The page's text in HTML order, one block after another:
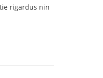
rigardus nin